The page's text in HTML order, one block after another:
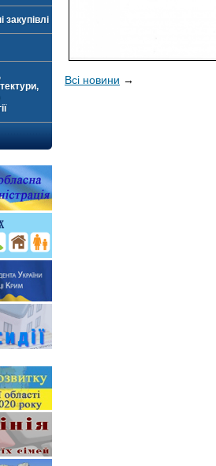
закупівлі
Всі новини →